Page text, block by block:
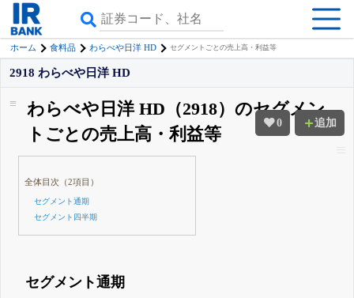
ホーム 食料品 わらべや日洋 HD セグメントごとの売上高・利益等
0 追加
2918 わらべや日洋 HD
わらべや日洋 HD（2918）のセグメン
トごとの売上高・利益等
全体目次（2項目）
セグメント通期
セグメント四半期
セグメント通期